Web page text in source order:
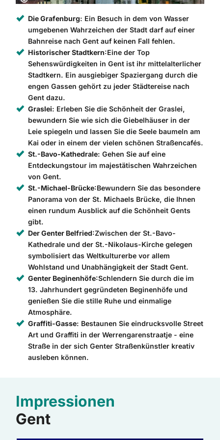
Die Grafenburg: Ein Besuch in dem von Wasser
umgebenen Wahrzeichen der Stadt darf auf einer
Bahnreise nach Gent auf keinen Fall fehlen.
Historischer Stadtkern:Eine der Top
Sehenswürdigkeiten in Gent ist ihr mittelalterlicher
Stadtkern. Ein ausgiebiger Spaziergang durch die
engen Gassen gehört zu jeder Städtereise nach
Gent dazu.
Graslei: Erleben Sie die Schönheit der Graslei,
bewundern Sie wie sich die Giebelhäuser in der
Leie spiegeln und lassen Sie die Seele baumeln am
Kai oder in einem der vielen schönen Straßencafés.
St.-Bavo-Kathedrale: Gehen Sie auf eine
Entdeckungstour im majestätischen Wahrzeichen
von Gent.
St.-Michael-Brücke:Bewundern Sie das besondere
Panorama von der St. Michaels Brücke, die Ihnen
einen rundum Ausblick auf die Schönheit Gents
gibt.
Der Genter Belfried:Zwischen der St.-Bavo-
Kathedrale und der St.-Nikolaus-Kirche gelegen
symbolisiert das Weltkulturerbe vor allem
Wohlstand und Unabhängigkeit der Stadt Gent.
Genter Beginenhöfe:Schlendern Sie durch die im
13. Jahrhundert gegründeten Beginenhöfe und
genießen Sie die stille Ruhe und einmalige
Atmosphäre.
Graffiti-Gasse: Bestaunen Sie eindrucksvolle Street
Art und Graffiti in der Werrengarenstraatje - eine
Straße in der sich Genter Straßenkünstler kreativ
ausleben können.
Impressionen
Gent